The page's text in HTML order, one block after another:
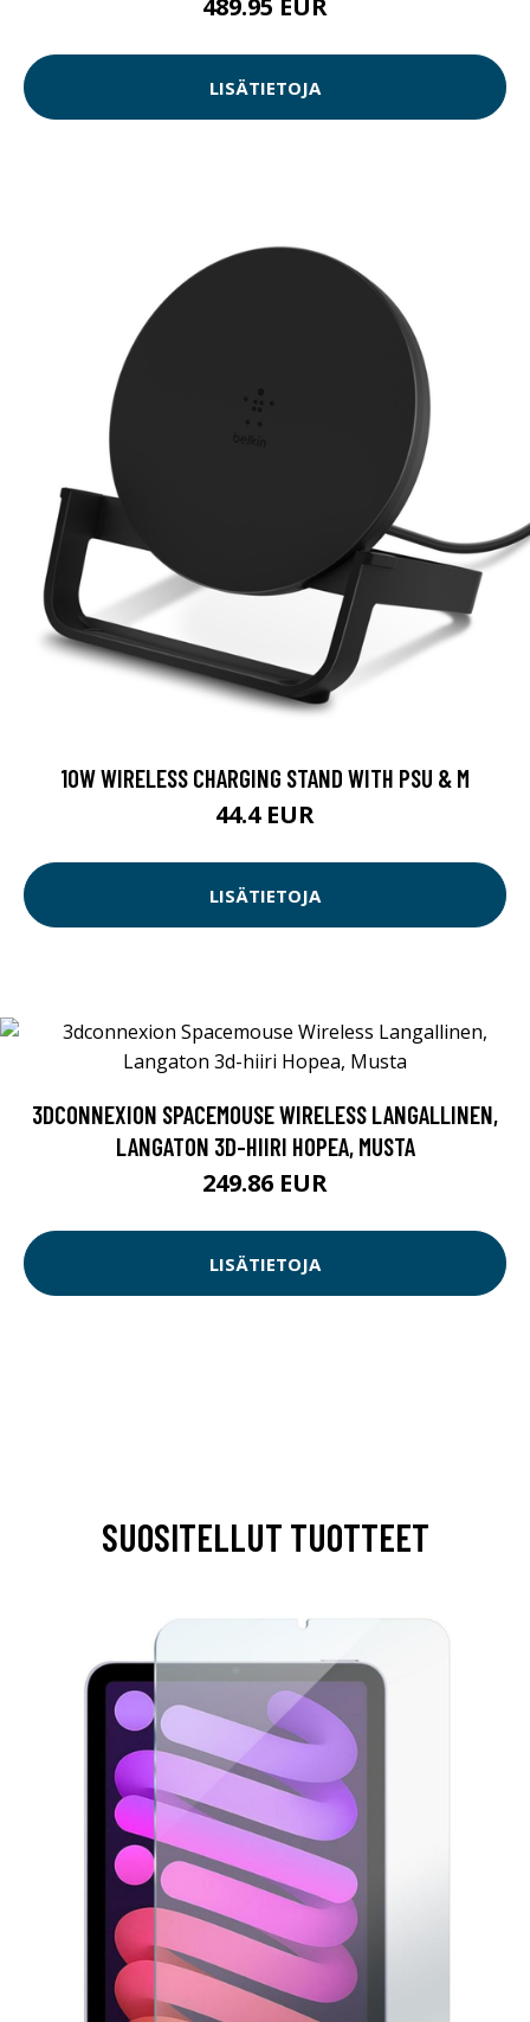
489.95 EUR
LISÄTIETOJA
10W WIRELESS CHARGING STAND WITH PSU & M
44.4 EUR
LISÄTIETOJA
3DCONNEXION SPACEMOUSE WIRELESS LANGALLINEN,
LANGATON 3D-HIIRI HOPEA, MUSTA
249.86 EUR
LISÄTIETOJA
SUOSITELLUT TUOTTEET